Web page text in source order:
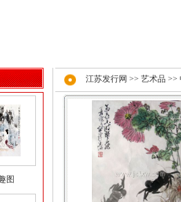
图
江苏发行网 >> 艺术品 >>